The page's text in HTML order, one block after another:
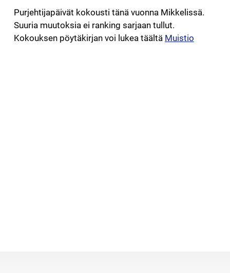
SIVUSTOINFO
Purjehtijapäivät kokousti tänä vuonna Mikkelissä.
Suuria muutoksia ei ranking sarjaan tullut.
Kokouksen pöytäkirjan voi lukea täältä Muistio